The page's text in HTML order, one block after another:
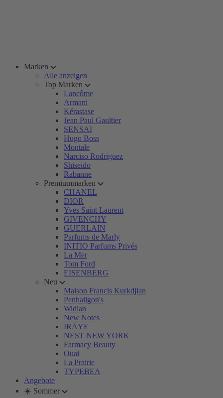
Marken
Alle anzeigen
Top Marken
Lancôme
Armani
Kérastase
Jean Paul Gaultier
SENSAI
Hugo Boss
Montale
Narciso Rodriguez
Shiseido
Rabanne
Premiummarken
CHANEL
DIOR
Yves Saint Laurent
GIVENCHY
GUERLAIN
Parfums de Marly
INITIO Parfums Privés
La Mer
Tom Ford
EISENBERG
Neu
Maison Francis Kurkdjian
Penhaligon's
Widian
New Notes
IRÄYE
NEST NEW YORK
Farmacy Beauty
Ouai
La Prairie
TYPEBEA
Angebote
☀️ Sommer